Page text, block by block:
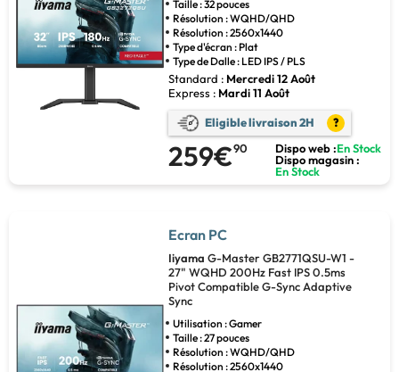
Taille : 32 pouces
Résolution : WQHD/QHD
Résolution : 2560x1440
Type d'écran : Plat
Type de Dalle : LED IPS / PLS
Standard : Mercredi 12 Août
Express : Mardi 11 Août
Eligible livraison 2H ?
259€90 Dispo web :En Stock
Dispo magasin :
En Stock
Ecran PC
Iiyama G-Master GB2771QSU-W1 -
27" WQHD 200Hz Fast IPS 0.5ms
Pivot Compatible G-Sync Adaptive
Sync
Utilisation : Gamer
Taille : 27 pouces
Résolution : WQHD/QHD
Résolution : 2560x1440